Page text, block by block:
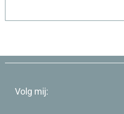
Volg mij: